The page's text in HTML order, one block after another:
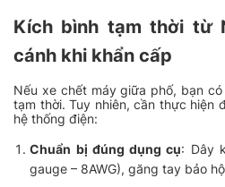
Kích bình tạm thời từ
cánh khi khẩn cấp
Nếu xe chết máy giữa phố, bạn
tạm thời. Tuy nhiên, cần thực hiện
hệ thống điện:
Chuẩn bị đúng dụng cụ: Dây
gauge – 8AWG), găng tay bảo hộ